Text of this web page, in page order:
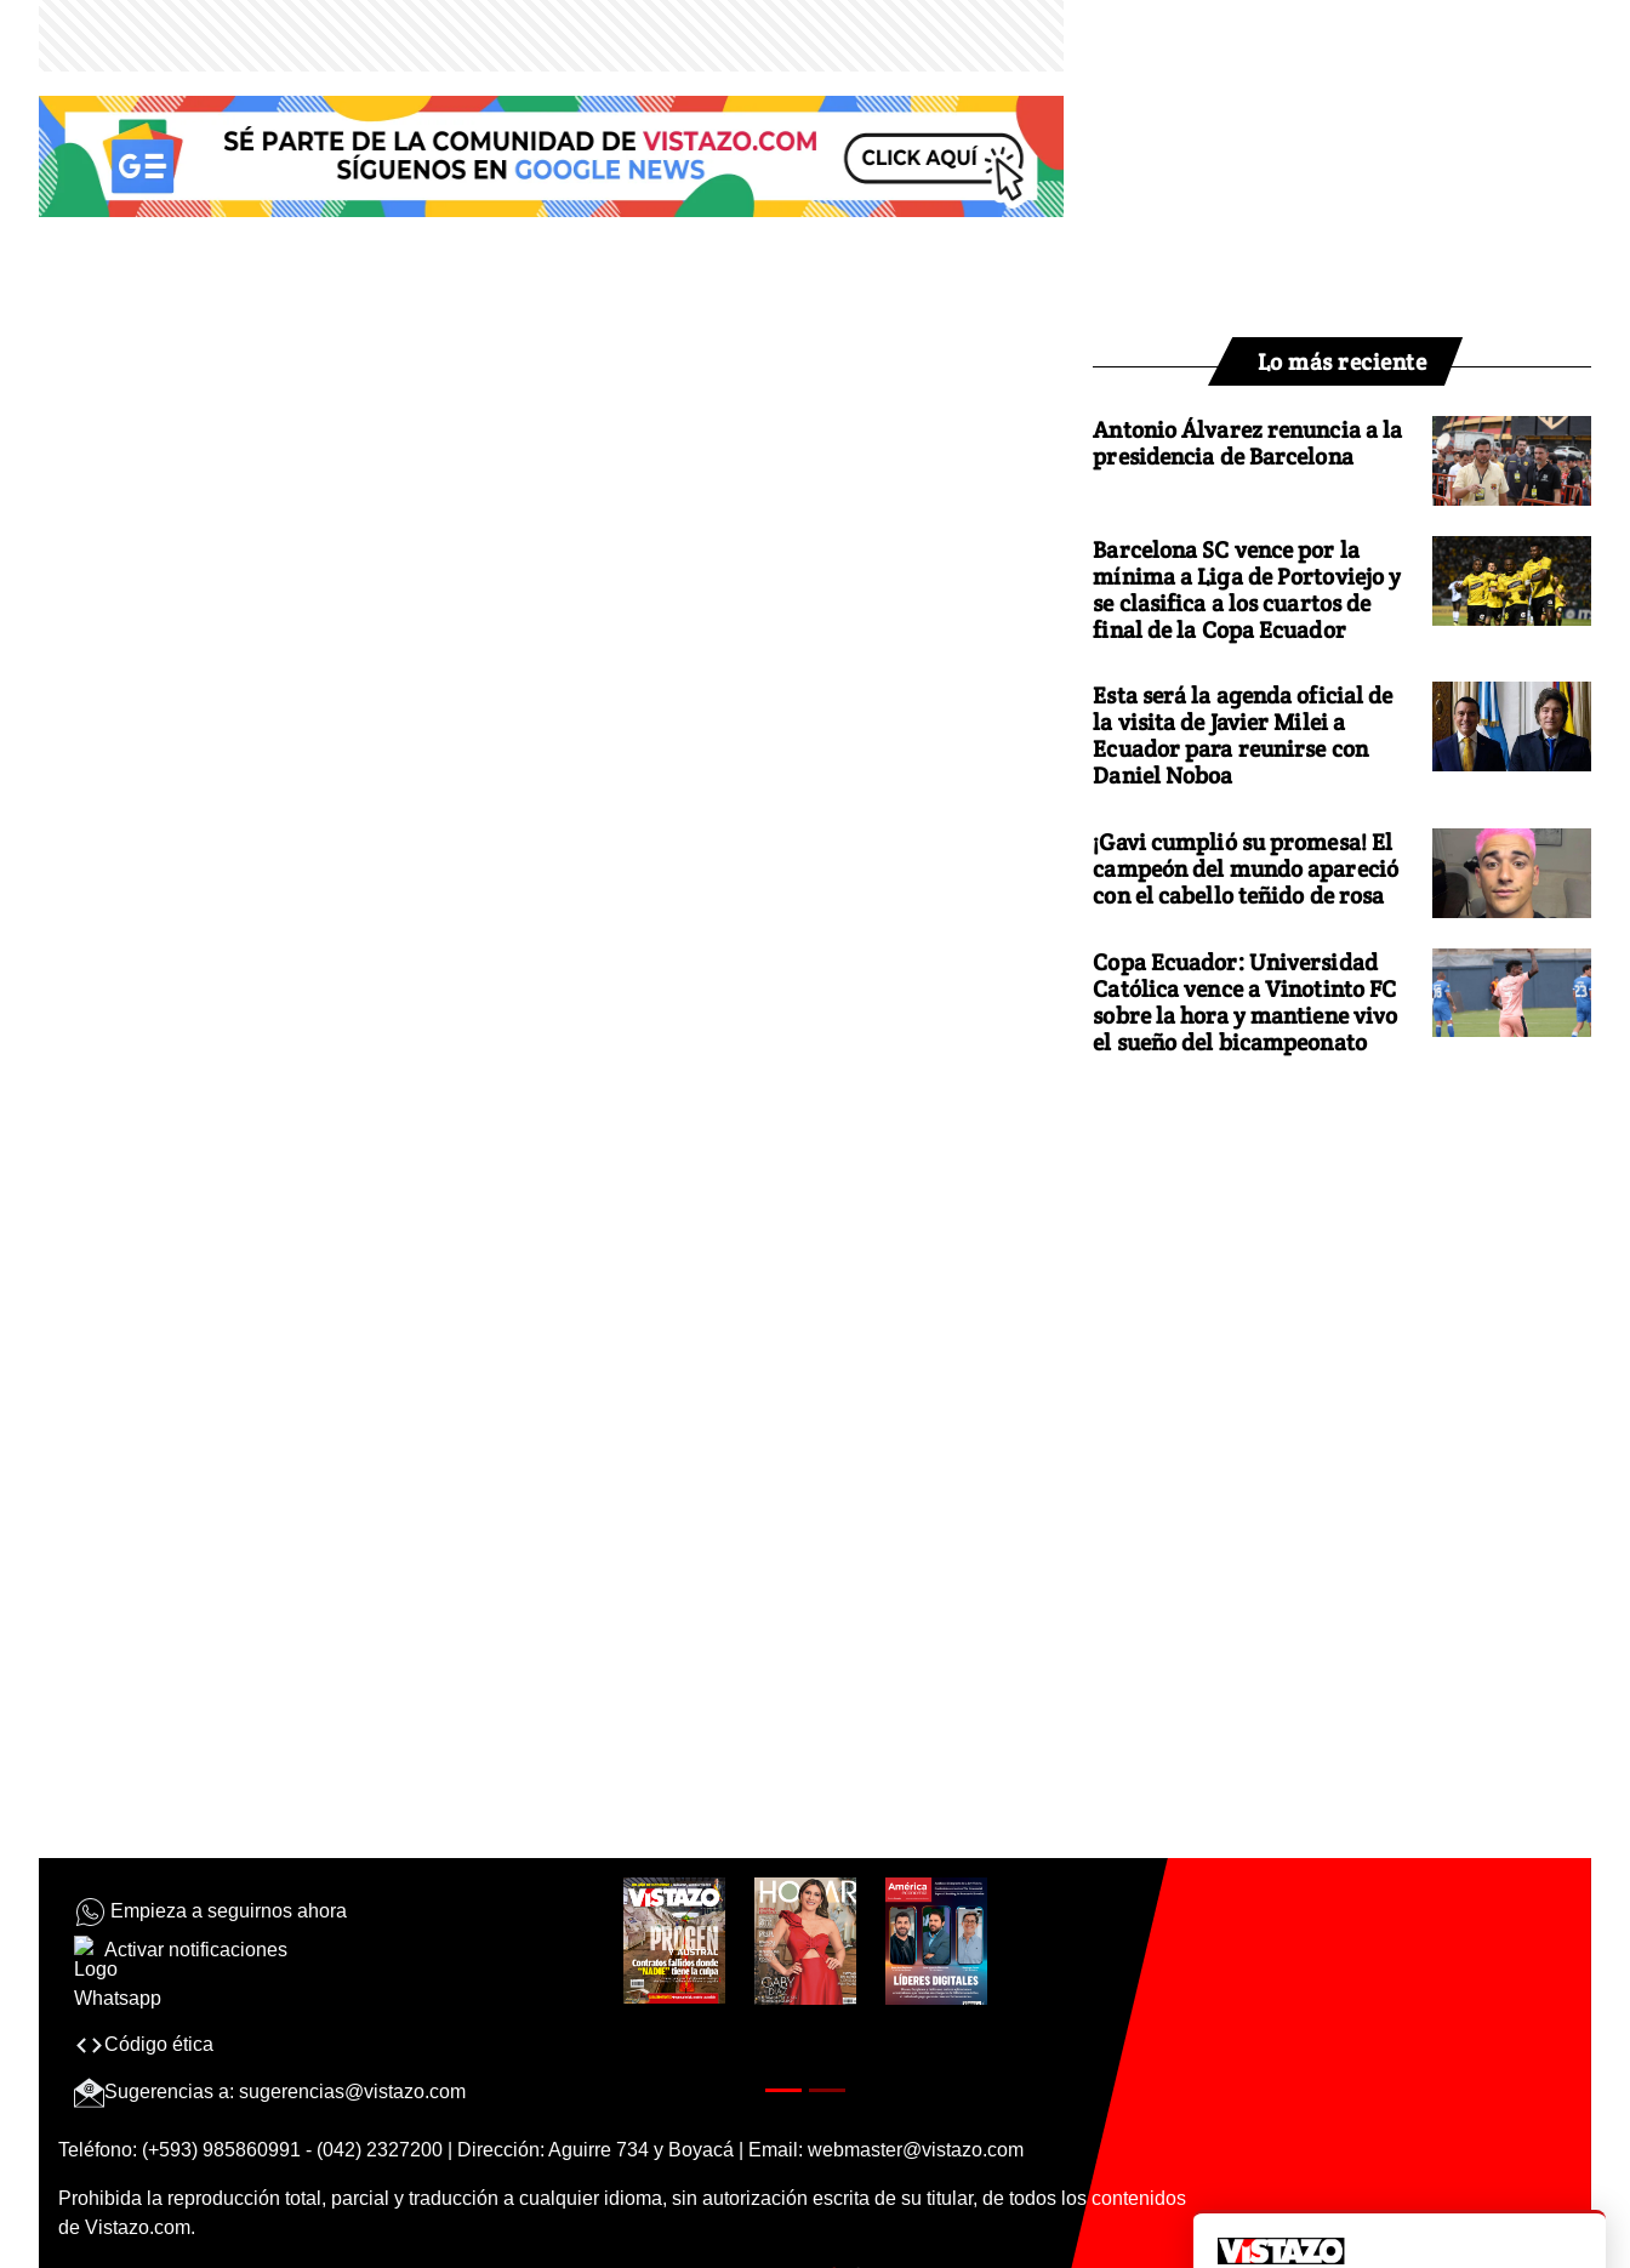
Lo más reciente
Antonio Álvarez renuncia a la
presidencia de Barcelona
Barcelona SC vence por la
mínima a Liga de Portoviejo y
se clasifica a los cuartos de
final de la Copa Ecuador
Esta será la agenda oficial de
la visita de Javier Milei a
Ecuador para reunirse con
Daniel Noboa
¡Gavi cumplió su promesa! El
campeón del mundo apareció
con el cabello teñido de rosa
Copa Ecuador: Universidad
Católica vence a Vinotinto FC
sobre la hora y mantiene vivo
el sueño del bicampeonato
Empieza a seguirnos ahora
Activar notificaciones
Código ética
Sugerencias a: sugerencias@vistazo.com
Teléfono: (+593) 985860991 - (042) 2327200 | Dirección: Aguirre 734 y Boyacá | Email: webmaster@vistazo.com
Prohibida la reproducción total, parcial y traducción a cualquier idioma, sin autorización escrita de su titular, de todos los contenidos
de Vistazo.com.